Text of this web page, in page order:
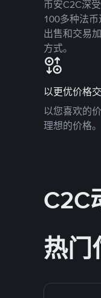
币安C2C深
100多种法
出售和交易
方式。
以更优价格
以您喜欢的
理想的价格。
C2C
热门